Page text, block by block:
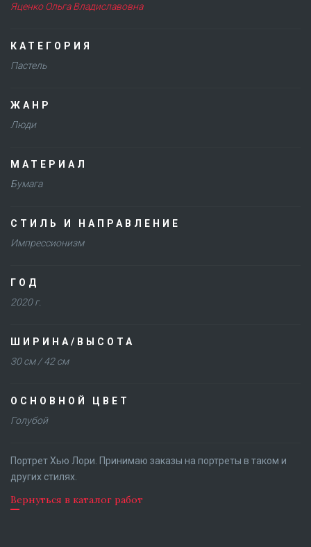
Яценко Ольга Владиславовна
КАТЕГОРИЯ
Пастель
ЖАНР
Люди
МАТЕРИАЛ
Бумага
СТИЛЬ И НАПРАВЛЕНИЕ
Импрессионизм
ГОД
2020 г.
ШИРИНА/ВЫСОТА
30 см / 42 см
ОСНОВНОЙ ЦВЕТ
Голубой
Портрет Хью Лори. Принимаю заказы на портреты в таком и
других стилях.
Вернуться в каталог работ